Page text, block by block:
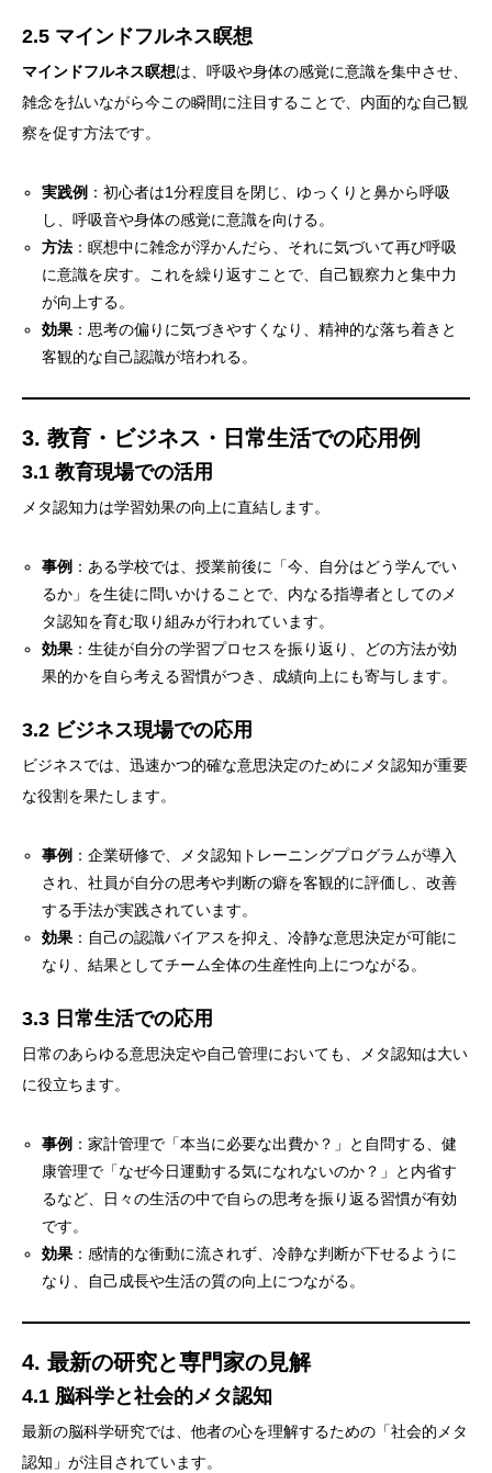
2.5 マインドフルネス瞑想
マインドフルネス瞑想は、呼吸や身体の感覚に意識を集中させ、
雑念を払いながら今この瞬間に注目することで、内面的な自己観
察を促す方法です。
実践例 ：初心者は1分程度目を閉じ、ゆっくりと鼻から呼吸
し、呼吸音や身体の感覚に意識を向ける。
方法 ：瞑想中に雑念が浮かんだら、それに気づいて再び呼吸
に意識を戻す。これを繰り返すことで、自己観察力と集中力
が向上する。
効果 ：思考の偏りに気づきやすくなり、精神的な落ち着きと
客観的な自己認識が培われる。
3. 教育・ビジネス・日常生活での応用例
3.1 教育現場での活用
メタ認知力は学習効果の向上に直結します。
事例 ：ある学校では、授業前後に「今、自分はどう学んでい
るか」を生徒に問いかけることで、内なる指導者としてのメ
タ認知を育む取り組みが行われています。
効果 ：生徒が自分の学習プロセスを振り返り、どの方法が効
果的かを自ら考える習慣がつき、成績向上にも寄与します。
3.2 ビジネス現場での応用
ビジネスでは、迅速かつ的確な意思決定のためにメタ認知が重要
な役割を果たします。
事例 ：企業研修で、メタ認知トレーニングプログラムが導入
され、社員が自分の思考や判断の癖を客観的に評価し、改善
する手法が実践されています。
効果 ：自己の認識バイアスを抑え、冷静な意思決定が可能に
なり、結果としてチーム全体の生産性向上につながる。
3.3 日常生活での応用
日常のあらゆる意思決定や自己管理においても、メタ認知は大い
に役立ちます。
事例 ：家計管理で「本当に必要な出費か？」と自問する、健
康管理で「なぜ今日運動する気になれないのか？」と内省す
るなど、日々の生活の中で自らの思考を振り返る習慣が有効
です。
効果 ：感情的な衝動に流されず、冷静な判断が下せるように
なり、自己成長や生活の質の向上につながる。
4. 最新の研究と専門家の見解
4.1 脳科学と社会的メタ認知
最新の脳科学研究では、他者の心を理解するための「社会的メタ
認知」が注目されています。